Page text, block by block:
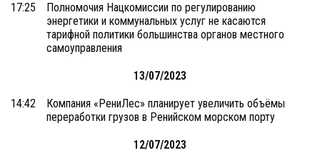
17:25
Полномочия Нацкомиссии по регулированию
энергетики и коммунальных услуг не касаются
тарифной политики большинства органов местного
самоуправления
13/07/2023
14:42
Компания «РениЛес» планирует увеличить объёмы
переработки грузов в Ренийском морском порту
12/07/2023